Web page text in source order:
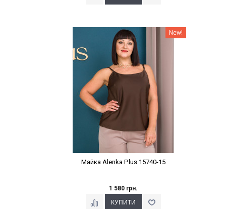
Наклейки Варіант з % New!
Майка Alenka Plus 15740-15
1 580 грн.